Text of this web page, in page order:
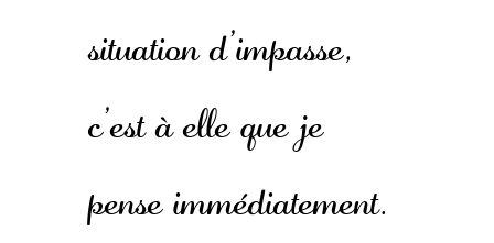
situation d’impasse,
c’est à elle que je
pense immédiatement.